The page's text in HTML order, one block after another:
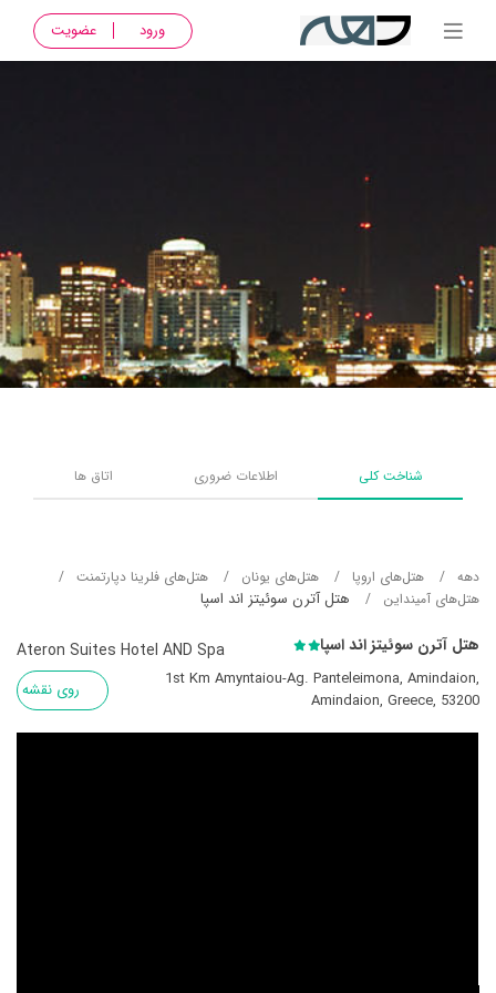
ورود عضویت
شناخت کلی اطلاعات ضروری اتاق ها
دهه هتل‌های اروپا هتل‌های یونان
هتل‌های فلرینا دپارتمنت
هتل‌های آمینداین
هتل آترن سوئیتز اند اسپا
هتل آترن سوئیتز اند اسپا Ateron Suites Hotel AND Spa
1st Km Amyntaiou-Ag. Panteleimona, Amindaion,
Amindaion, Greece, 53200
روی نقشه